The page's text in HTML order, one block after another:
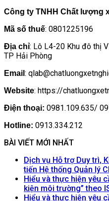
Công ty TNHH Chất lượng
Mã số thuế: 0801225196
Địa chỉ: Lô L4-20 Khu đô thị
TP Hải Phòng
Email :
Website: https://
Điện thoại: 0981.109.635/
Hotline: 0913.334.212
BÀI VIẾT MỚI NHẤT
Dịch vụ Hỗ trợ Duy trì,
tiến Hệ thống Quản lý
Hiểu và thực hiện yêu
kiện môi trường” theo
Hiểu và thực hiện yêu